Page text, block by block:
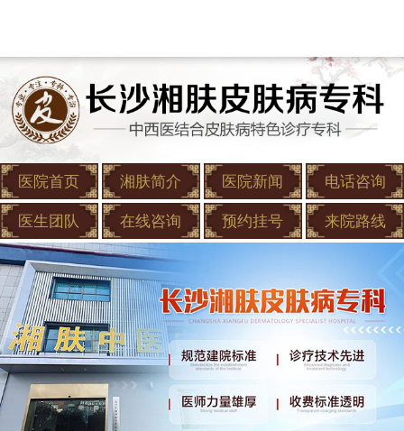
医院首页 湘肤简介 医院新闻 电话咨询
医生团队 在线咨询 预约挂号 来院路线